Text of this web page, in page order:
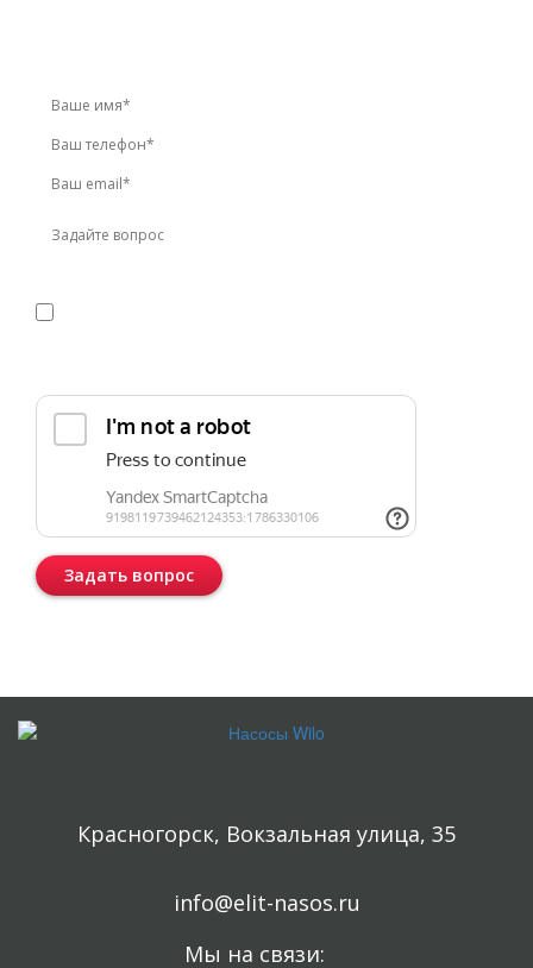
Задать вопрос
Красногорск, Вокзальная улица, 35
info@elit-nasos.ru
Мы на связи: